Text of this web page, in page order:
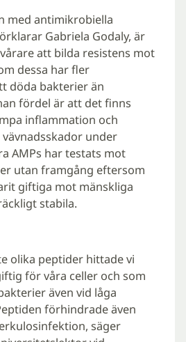
med antimikrobiella
Gabriela Godaly, är
att bilda resistens mot
dessa har fler
döda bakterier än
fördel är att det finns
inflammation och
under
AMPs har testats mot
utan framgång eftersom
giftiga mot mänskliga
stabila.
olika peptider hittade vi
för våra celler och som
även vid låga
förhindrade även
säger